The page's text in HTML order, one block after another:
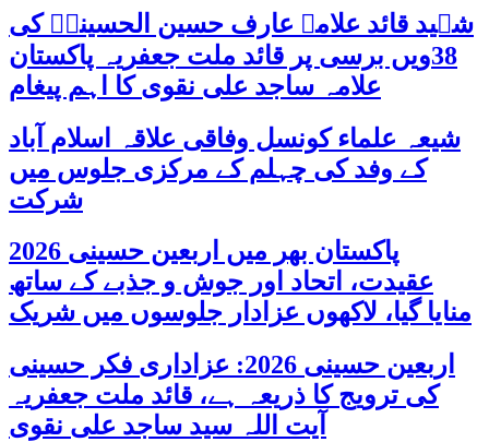
شہید قائد علامہ عارف حسین الحسینیؒ کی
38ویں برسی پر قائد ملت جعفریہ پاکستان
علامہ ساجد علی نقوی کا اہم پیغام
شیعہ علماء کونسل وفاقی علاقہ اسلام آباد
کے وفد کی چہلم کے مرکزی جلوس میں
شرکت
پاکستان بھر میں اربعین حسینی 2026
عقیدت، اتحاد اور جوش و جذبے کے ساتھ
منایا گیا، لاکھوں عزادار جلوسوں میں شریک
اربعین حسینی 2026: عزاداری فکر حسینی
کی ترویج کا ذریعہ ہے، قائد ملت جعفریہ
آیت اللہ سید ساجد علی نقوی